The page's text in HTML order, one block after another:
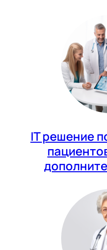
IT решение